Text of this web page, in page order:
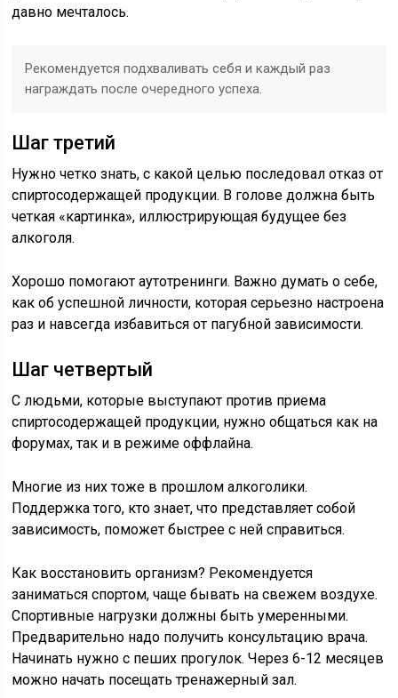
давно мечталось.
Рекомендуется подхваливать себя и каждый раз
награждать после очередного успеха.
Шаг третий
Нужно четко знать, с какой целью последовал отказ от
спиртосодержащей продукции. В голове должна быть
четкая «картинка», иллюстрирующая будущее без
алкоголя.
Хорошо помогают аутотренинги. Важно думать о себе,
как об успешной личности, которая серьезно настроена
раз и навсегда избавиться от пагубной зависимости.
Шаг четвертый
С людьми, которые выступают против приема
спиртосодержащей продукции, нужно общаться как на
форумах, так и в режиме оффлайна.
Многие из них тоже в прошлом алкоголики.
Поддержка того, кто знает, что представляет собой
зависимость, поможет быстрее с ней справиться.
Как восстановить организм? Рекомендуется
заниматься спортом, чаще бывать на свежем воздухе.
Спортивные нагрузки должны быть умеренными.
Предварительно надо получить консультацию врача.
Начинать нужно с пеших прогулок. Через 6-12 месяцев
можно начать посещать тренажерный зал.